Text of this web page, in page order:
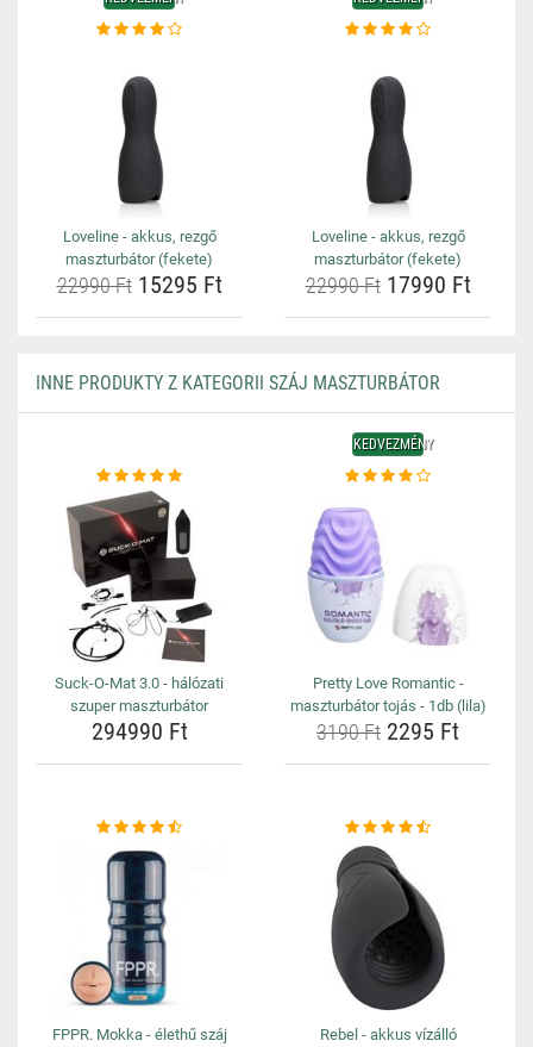
Loveline - akkus, rezgő
maszturbátor (fekete)
22990 Ft15295 Ft
Loveline - akkus, rezgő
maszturbátor (fekete)
22990 Ft17990 Ft
INNE PRODUKTY Z KATEGORII SZÁJ MASZTURBÁTOR
Suck-O-Mat 3.0 - hálózati
szuper maszturbátor
294990 Ft
KEDVEZMÉNY
Pretty Love Romantic -
maszturbátor tojás - 1db (lila)
3190 Ft 2295 Ft
FPPR. Mokka - élethű száj
Rebel - akkus vízálló